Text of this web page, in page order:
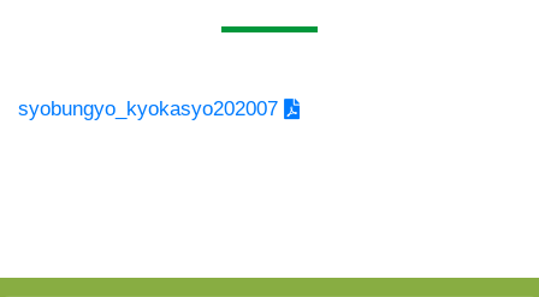
syobungyo_kyokasyo202007